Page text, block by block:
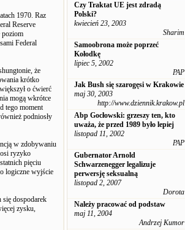
1970. Raz
Reserve
poziom
Federal
że
krótko
o ćwierć
mogą wkrótce
tego moment
podniosły
w zdobywaniu
ryzyko
pięciu
logiczne wyjście
się dospodarek
zysku,
Czy Traktat UE jest zdradą
Polski?
kwiecień 23, 2003
Sharim
Samoobrona może poprzeć
Kołodkę
lipiec 5, 2002
PAP
Jak Bush się szarogęsi w Krakowie
maj 30, 2003
http://www.dziennik.krakow.pl
Abp Gocłowski: grzeszy ten, kto
uważa, że przed 1989 było lepiej
listopad 11, 2002
PAP
Gubernator Arnold
Schwarzenegger legalizuje
perwersję seksualną
listopad 2, 2007
Dorota
Należy pracować od podstaw
maj 11, 2004
Andrzej Kumor